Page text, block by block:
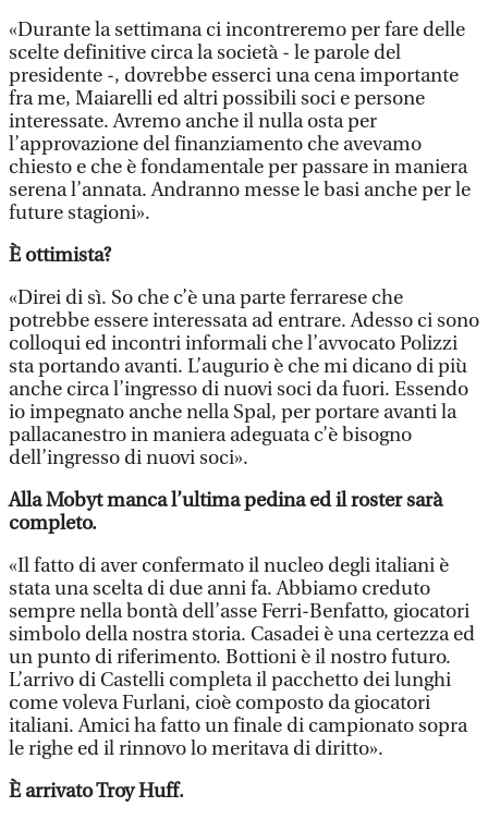
«Durante la settimana ci incontreremo per fare delle
scelte definitive circa la società - le parole del
presidente -, dovrebbe esserci una cena importante
fra me, Maiarelli ed altri possibili soci e persone
interessate. Avremo anche il nulla osta per
l’approvazione del finanziamento che avevamo
chiesto e che è fondamentale per passare in maniera
serena l’annata. Andranno messe le basi anche per le
future stagioni».
È ottimista?
«Direi di sì. So che c’è una parte ferrarese che
potrebbe essere interessata ad entrare. Adesso ci sono
colloqui ed incontri informali che l’avvocato Polizzi
sta portando avanti. L’augurio è che mi dicano di più
anche circa l’ingresso di nuovi soci da fuori. Essendo
io impegnato anche nella Spal, per portare avanti la
pallacanestro in maniera adeguata c’è bisogno
dell’ingresso di nuovi soci».
Alla Mobyt manca l’ultima pedina ed il roster sarà
completo.
«Il fatto di aver confermato il nucleo degli italiani è
stata una scelta di due anni fa. Abbiamo creduto
sempre nella bontà dell’asse Ferri-Benfatto, giocatori
simbolo della nostra storia. Casadei è una certezza ed
un punto di riferimento. Bottioni è il nostro futuro.
L’arrivo di Castelli completa il pacchetto dei lunghi
come voleva Furlani, cioè composto da giocatori
italiani. Amici ha fatto un finale di campionato sopra
le righe ed il rinnovo lo meritava di diritto».
È arrivato Troy Huff.